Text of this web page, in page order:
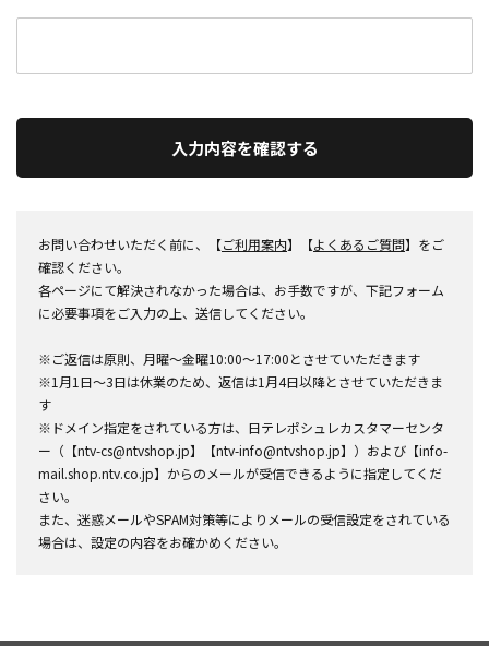
入力内容を確認する
お問い合わせいただく前に、【ご利用案内】【よくあるご質問】をご
確認ください。
各ページにて解決されなかった場合は、お手数ですが、下記フォーム
に必要事項をご入力の上、送信してください。
※ご返信は原則、月曜～金曜10:00～17:00とさせていただきます
※1月1日～3日は休業のため、返信は1月4日以降とさせていただきま
す
※ドメイン指定をされている方は、日テレポシュレカスタマーセンタ
ー（【ntv-cs@ntvshop.jp】【ntv-info@ntvshop.jp】）および【info-
mail.shop.ntv.co.jp】からのメールが受信できるように指定してくだ
さい。
また、迷惑メールやSPAM対策等によりメールの受信設定をされている
場合は、設定の内容をお確かめください。